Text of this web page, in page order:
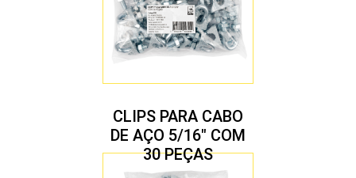
CLIPS PARA CABO
DE AÇO 5/16″ COM
30 PEÇAS